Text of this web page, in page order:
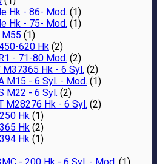
Hk - 86- Mod. (1)
Hk - 75- Mod. (1)
M55 (1)
620 Hk (2)
- 71-80 Mod. (2)
M37365 Hk - 6 Syl. (2)
M15 - 6 Syl. - Mod. (1)
M22 - 6 Syl. (2)
M28276 Hk - 6 Syl. (2)
Hk (1)
Hk (2)
Hk (1)